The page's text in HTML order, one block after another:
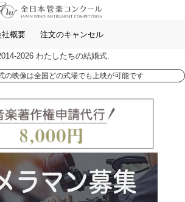
社概要 注文のキャンセル
2026 わたしたちの結婚式.
の映像は全国どの式場でも上映が可能です